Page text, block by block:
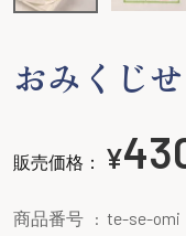
おみくじ
販売価格： ¥
商品番号 te-se-omi